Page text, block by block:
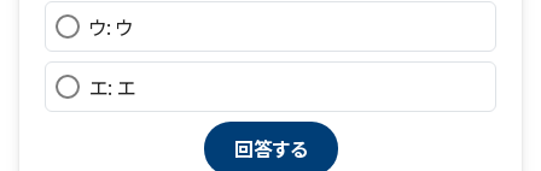
ウ: ウ
エ: エ